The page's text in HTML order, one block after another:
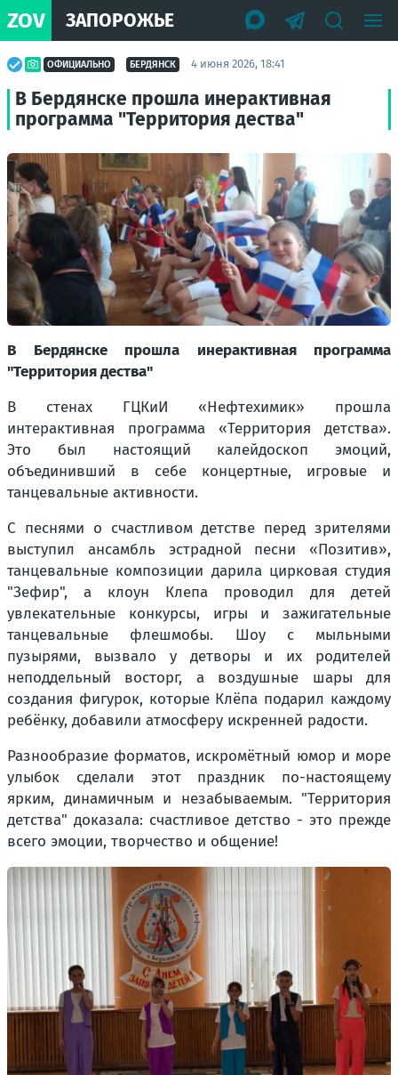
ZOV ЗАПОРОЖЬЕ
ОФИЦИАЛЬНО БЕРДЯНСК 4 июня 2026, 18:41
В Бердянске прошла инерактивная
программа "Территория дества"
В Бердянске прошла инерактивная программа
"Территория дества"
В стенах ГЦКиИ «Нефтехимик» прошла
интерактивная программа «Территория детства».
Это был настоящий калейдоскоп эмоций,
объединивший в себе концертные, игровые и
танцевальные активности.
С песнями о счастливом детстве перед зрителями
выступил ансамбль эстрадной песни «Позитив»,
танцевальные композиции дарила цирковая студия
"Зефир", а клоун Клепа проводил для детей
увлекательные конкурсы, игры и зажигательные
танцевальные флешмобы. Шоу с мыльными
пузырями, вызвало у детворы и их родителей
неподдельный восторг, а воздушные шары для
создания фигурок, которые Клёпа подарил каждому
ребёнку, добавили атмосферу искренней радости.
Разнообразие форматов, искромётный юмор и море
улыбок сделали этот праздник по-настоящему
ярким, динамичным и незабываемым. "Территория
детства" доказала: счастливое детство - это прежде
всего эмоции, творчество и общение!